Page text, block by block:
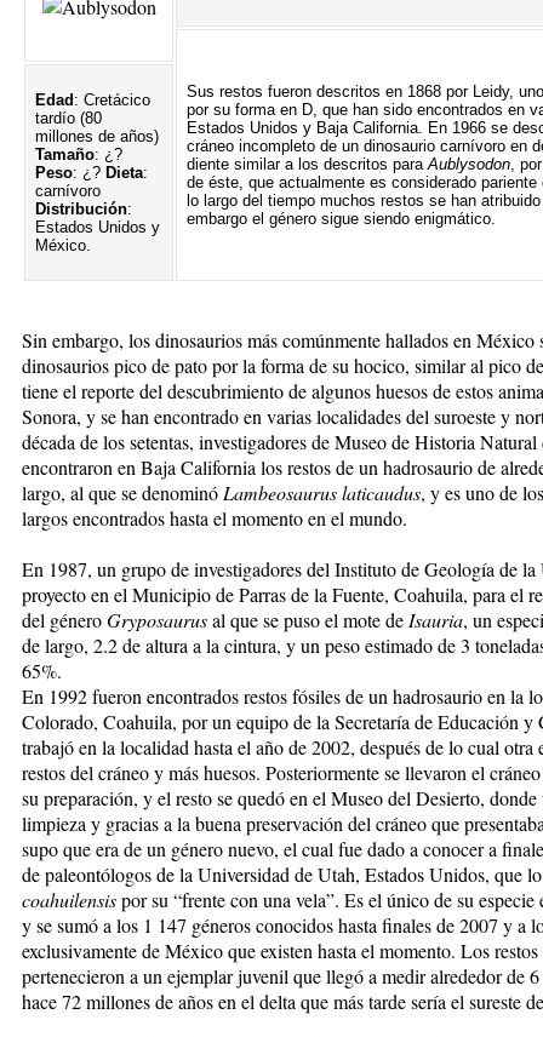
Sus restos fueron descritos en 1868 por Leidy,
por su forma en D, que han sido encontrados en
Estados Unidos y Baja California. En 1966 se
cráneo incompleto de un dinosaurio carnívoro en
diente similar a los descritos para Aublysodon ,
de éste, que actualmente es considerado
lo largo del tiempo muchos restos se han
embargo el género sigue siendo enigmático.
Edad : Cretácico
tardío (80
millones de años)
Tamaño: ¿?
Peso: ¿? Dieta:
carnívoro
Distribución:
Estados Unidos y
México.
Sin embargo, los dinosaurios más comúnmente hallados en México
dinosaurios pico de pato por la forma de su hocico, similar al pico
tiene el reporte del descubrimiento de algunos huesos de estos
Sonora, y se han encontrado en varias localidades del suroeste y
década de los setentas, investigadores de Museo de Historia
encontraron en Baja California los restos de un hadrosaurio de
largo, al que se denominó Lambeosaurus laticaudus, y es uno de
largos encontrados hasta el momento en el mundo.
En 1987, un grupo de investigadores del Instituto de Geología de
proyecto en el Municipio de Parras de la Fuente, Coahuila, para el
del géneroGryposaurusal que se puso el mote de Isauria, un
de largo, 2.2 de altura a la cintura, y un peso estimado de 3
65%.
En 1992 fueron encontrados restos fósiles de un hadrosaurio en la
Colorado, Coahuila, por un equipo de la Secretaría de Educación y
trabajó en la localidad hasta el año de 2002, después de lo cual
restos del cráneo y más huesos. Posteriormente se llevaron el
su preparación, y el resto se quedó en el Museo del Desierto, donde
limpieza y gracias a la buena preservación del cráneo que
supo que era de un género nuevo, el cual fue dado a conocer a
de paleontólogos de la Universidad de Utah, Estados Unidos, que
coahuilensispor su “frente con una vela”. Es el único de su
y se sumó a los 1 147 géneros conocidos hasta finales de 2007 y a
exclusivamente de México que existen hasta el momento. Los
pertenecieron a un ejemplar juvenil que llegó a medir alrededor de
hace 72 millones de años en el delta que más tarde sería el sureste